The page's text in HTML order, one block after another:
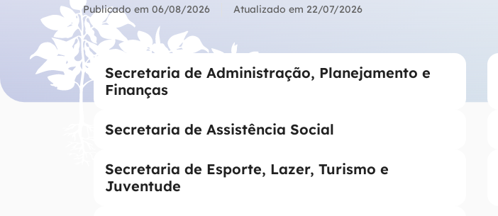
Ir
para
o
rodapé
[alt+4]
Publicado em 06/08/2026 Atualizado em 22/07/2026
Secretaria de Administração, Planejamento e
Finanças
Secretaria de Assistência Social
Secretaria de Esporte, Lazer, Turismo e
Juventude